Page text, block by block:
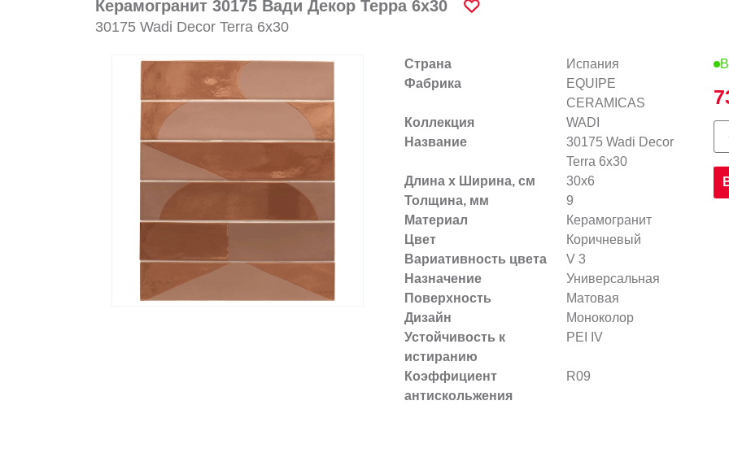
Керамогранит 30175 Вади Декор Терра 6х30
30175 Wadi Decor Terra 6х30
Страна
Испания
Фабрика
EQUIPE
CERAMICAS
Коллекция
WADI
Название
30175 Wadi Decor
Terra 6х30
Длина х Ширина, см
30x6
Толщина, мм
9
Материал
Керамогранит
Цвет
Коричневый
Вариативность цвета
V 3
Назначение
Универсальная
Поверхность
Матовая
Дизайн
Моноколор
Устойчивость к
истиранию
PEI IV
Коэффициент
антискольжения
R09